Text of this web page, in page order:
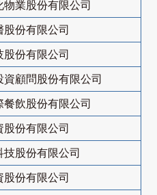
物業股份有限公司
股份有限公司
股份有限公司
資顧問股份有限公司
餐飲股份有限公司
股份有限公司
技股份有限公司
股份有限公司